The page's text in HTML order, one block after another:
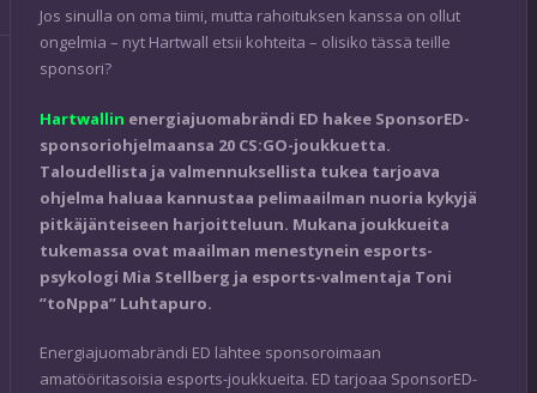
Jos sinulla on oma tiimi, mutta rahoituksen kanssa on ollut
ongelmia – nyt Hartwall etsii kohteita – olisiko tässä teille
sponsori?
Hartwallin energiajuomabrändi ED hakee SponsorED-
sponsoriohjelmaansa 20 CS:GO-joukkuetta.
Taloudellista ja valmennuksellista tukea tarjoava
ohjelma haluaa kannustaa pelimaailman nuoria kykyjä
pitkäjänteiseen harjoitteluun. Mukana joukkueita
tukemassa ovat maailman menestynein esports-
psykologi Mia Stellberg ja esports-valmentaja Toni
”toNppa” Luhtapuro.
Energiajuomabrändi ED lähtee sponsoroimaan
amatööritasoisia esports-joukkueita. ED tarjoaa SponsorED-